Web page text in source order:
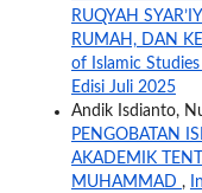
RUQYAH
RUMAH, DAN
of Islamic
Edisi Juli 2025
Andik Isdianto,
PENGOBATAN
AKADEMIK
MUHAMMAD ,